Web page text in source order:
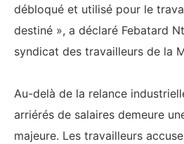
débloqué et utilisé pour le
destiné », a déclaré Febatard
syndicat des travailleurs de la
‎Au-delà de la relance
arriérés de salaires demeure
majeure. Les travailleurs